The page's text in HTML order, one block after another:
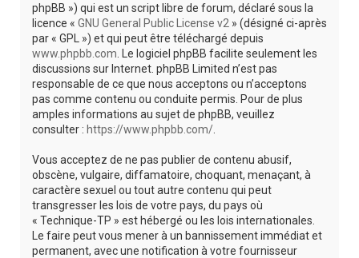
phpBB ») qui est un script libre de forum, déclaré sous la
licence « GNU General Public License v2 » (désigné ci-après
par « GPL ») et qui peut être téléchargé depuis
www.phpbb.com . Le logiciel phpBB facilite seulement les
discussions sur Internet. phpBB Limited n’est pas
responsable de ce que nous acceptons ou n’acceptons
pas comme contenu ou conduite permis. Pour de plus
amples informations au sujet de phpBB, veuillez
consulter : https://www.phpbb.com/
Vous acceptez de ne pas publier de contenu abusif,
obscène, vulgaire, diffamatoire, choquant, menaçant, à
caractère sexuel ou tout autre contenu qui peut
transgresser les lois de votre pays, du pays où
« Technique-TP » est hébergé ou les lois internationales.
Le faire peut vous mener à un bannissement immédiat et
permanent, avec une notification à votre fournisseur